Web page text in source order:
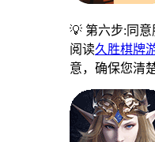
💡 第六步:同
阅读久胜棋牌
意，确保您清